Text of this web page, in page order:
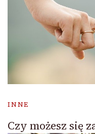
INNE
Czy możesz się